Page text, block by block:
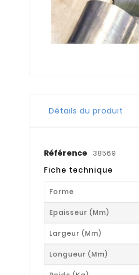
Détails du produit
Référence 38569
Fiche technique
Forme
Epaisseur (mm)
Largeur (mm)
Longueur (mm)